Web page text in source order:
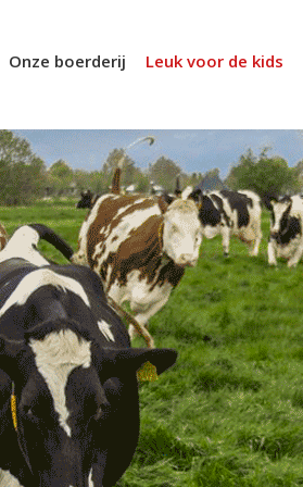
Onze boerderij Leuk voor de kids